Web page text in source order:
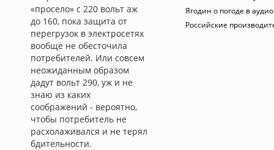
«просело» с 220 вольт аж
до 160, пока защита от
перегрузок в электросетях
вообще не обесточила
потребителей. Или совсем
неожиданным образом
дадут вольт 290, уж и не
знаю из каких
соображений - вероятно,
чтобы потребитель не
расхолаживался и не терял
бдительности.
Ягодин о погоде в
Российские